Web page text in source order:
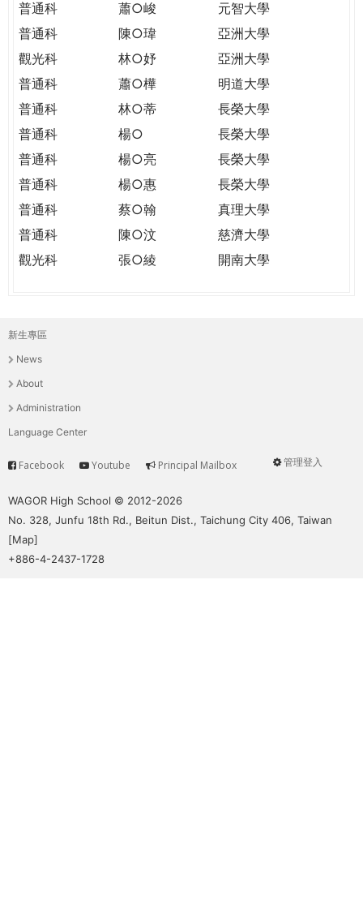
普通科 蕭○峻
元智大學
普通科
陳○瑋
亞洲大學
觀光科
林○妤
亞洲大學
普通科
蕭○樺
明道大學
普通科
林○蒂
長榮大學
普通科
楊○
長榮大學
普通科
楊○亮
長榮大學
普通科
楊○惠
長榮大學
普通科
蔡○翰
真理大學
普通科
陳○汶
慈濟大學
觀光科
張○綾 開南大學
主
選
單
新生專區
News
About
Administration
Language Center
User
管理登入
Service
Facebook Youtube Principal Mailbox
WAGOR High School © 2012-2026
No. 328, Junfu 18th Rd., Beitun Dist., Taichung City 406, Taiwan
[Map]
+886-4-2437-1728